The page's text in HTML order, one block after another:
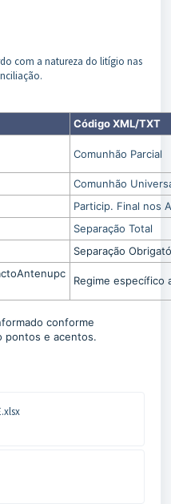
com a natureza do litígio nas
Código XML/TXT
Comunhão Parcial
Comunhão
Particip. Final nos
Separação Total
Separação
Regime específico
conforme
pontos e acentos.